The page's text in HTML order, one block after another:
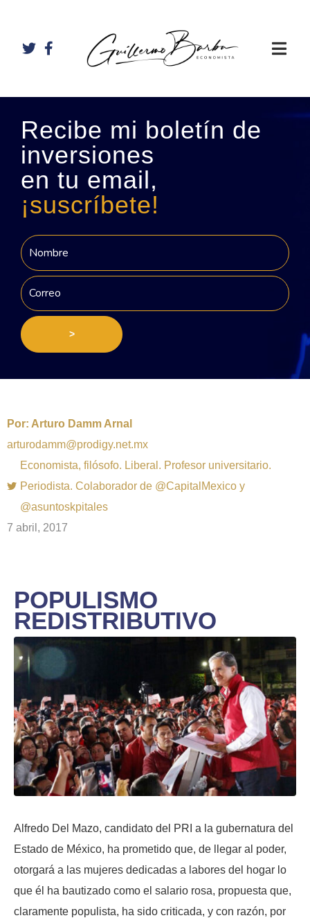
Recibe mi boletín de
inversiones
en tu email,
¡suscríbete!
>
Por: Arturo Damm Arnal
arturodamm@prodigy.net.mx
Economista, filósofo. Liberal. Profesor universitario.
Periodista. Colaborador de @CapitalMexico y
@asuntoskpitales
7 abril, 2017
POPULISMO
REDISTRIBUTIVO
Alfredo Del Mazo, candidato del PRI a la gubernatura del
Estado de México, ha prometido que, de llegar al poder,
otorgará a las mujeres dedicadas a labores del hogar lo
que él ha bautizado como el salario rosa, propuesta que,
claramente populista, ha sido criticada, y con razón, por